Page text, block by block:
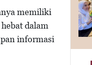
memiliki
dalam
informasi